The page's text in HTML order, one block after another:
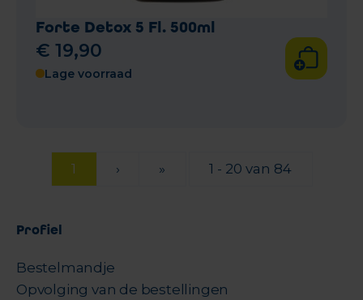
Forte Detox 5 Fl. 500ml
€ 19,90
Lage voorraad
1 › » 1 - 20 van 84
Profiel
Bestelmandje
Opvolging van de bestellingen